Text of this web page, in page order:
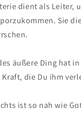
dient als Leiter,
Sie
äußere Ding hat
Kraft, die Du ihm
ist so nah wie